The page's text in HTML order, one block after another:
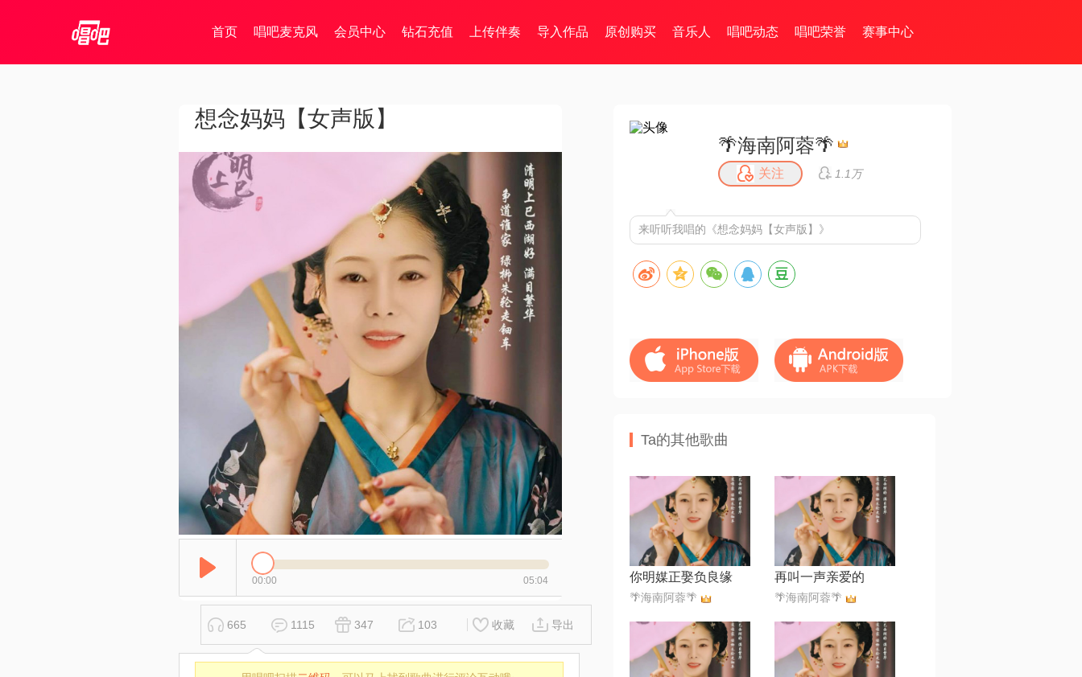
首页 唱吧麦克风 会员中心 钻石充值 上传伴奏 导入作品 原创购买 音乐人 唱吧动态 唱吧荣誉 赛事中心
想念妈妈【女声版】
00:00 05:04
665 1115 347 103 收藏 导出
🌴海南阿蓉🌴
关注 1.1万
来听听我唱的《想念妈妈【女声版】》
Ta的其他歌曲
你明媒正娶负良缘
🌴海南阿蓉🌴
再叫一声亲爱的
🌴海南阿蓉🌴